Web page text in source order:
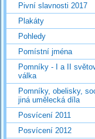
Pivní slavnosti 2017
Plakáty
Pohledy
Pomístní jména
Pomníky - I a II
válka
Pomníky, obelisky,
jiná umělecká díla
Posvícení 2011
Posvícení 2012